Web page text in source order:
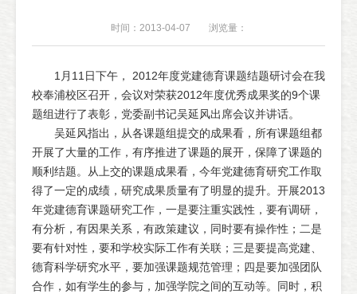
时间：2013-04-07 浏览量：
1月11日下午， 2012年度党建德育课题结题研讨会在我
校奉浦校区召开，会议对荣获2012年度优秀成果奖的9个课
题组进行了表彰，党委副书记吴延风出席会议并讲话。
吴延风指出，从各课题组提交的成果看，所有课题组都
开展了大量的工作，有序推进了课题的展开，保障了课题的
顺利结题。从上交的课题成果看，今年党建德育研究工作取
得了一定的成绩，研究成果质量有了明显的提升。开展2013
年党建德育课题研究工作，一是要注重实践性，要有调研，
有分析，有因果关系，有政策建议，同时要有操作性；二是
要有针对性，要和学校实际工作有关联；三是要提高党建、
德育科学研究水平，要加强课题规范管理；四是要加强团队
合作，如有学生的参与，加强学院之间的互动等。同时，积